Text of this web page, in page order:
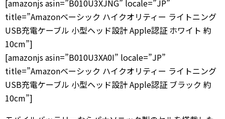
[amazonjs asin=”B010U3XJNG” locale=”JP”
title=”Amazonベーシック ハイクオリティー ライトニング
USB充電ケーブル 小型ヘッド設計 Apple認証 ホワイト 約
10cm”]
[amazonjs asin=”B010U3XA0I” locale=”JP”
title=”Amazonベーシック ハイクオリティー ライトニング
USB充電ケーブル 小型ヘッド設計 Apple認証 ブラック 約
10cm”]